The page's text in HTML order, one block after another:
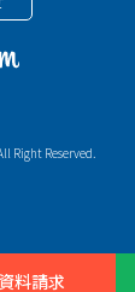
Right Reserved.
料請求